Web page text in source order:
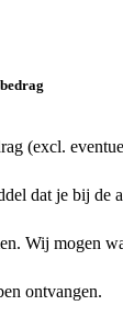
(excl.
dat je bij de
Wij mogen
ontvangen.